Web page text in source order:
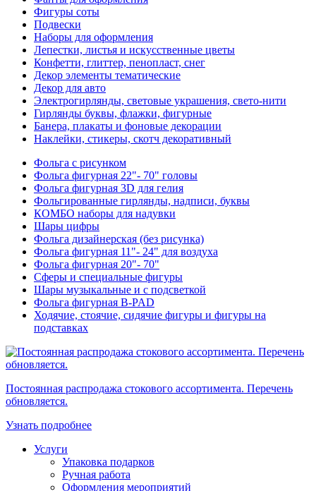
Фигуры соты
Подвески
Наборы для оформления
Лепестки, листья и искусственные цветы
Конфетти, глиттер, пенопласт, снег
Декор элементы тематические
Декор для авто
Электрогирлянды, световые украшения, свето-нити
Гирлянды буквы, флажки, фигурные
Банера, плакаты и фоновые декорации
Наклейки, стикеры, скотч декоративный
Фольга с рисунком
Фольга фигурная 22"- 70" головы
Фольга фигурная 3D для гелия
Фольгированные гирлянды, надписи, буквы
КОМБО наборы для надувки
Шары цифры
Фольга дизайнерская (без рисунка)
Фольга фигурная 11"- 24" для воздуха
Фольга фигурная 20"- 70"
Сферы и специальные фигуры
Шары музыкальные и с подсветкой
Фольга фигурная B-PAD
Ходячие, стоячие, сидячие фигуры и фигуры на
подставках
Постоянная распродажа стокового ассортимента. Перечень
обновляется.
Узнать подробнее
Услуги
Упаковка подарков
Ручная работа
Оформления мероприятий